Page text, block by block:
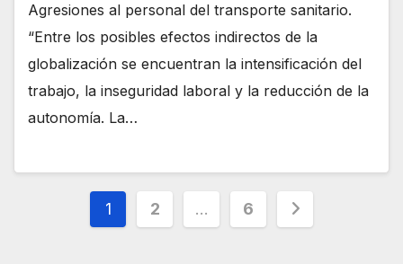
Agresiones al personal del transporte sanitario.
“Entre los posibles efectos indirectos de la
globalización se encuentran la intensificación del
trabajo, la inseguridad laboral y la reducción de la
autonomía. La…
Paginación
1 2 … 6